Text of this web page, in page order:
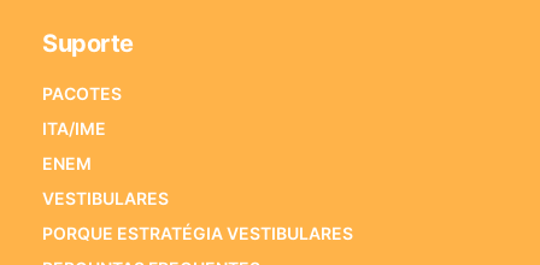
Suporte
PACOTES
ITA/IME
ENEM
VESTIBULARES
PORQUE ESTRATÉGIA VESTIBULARES